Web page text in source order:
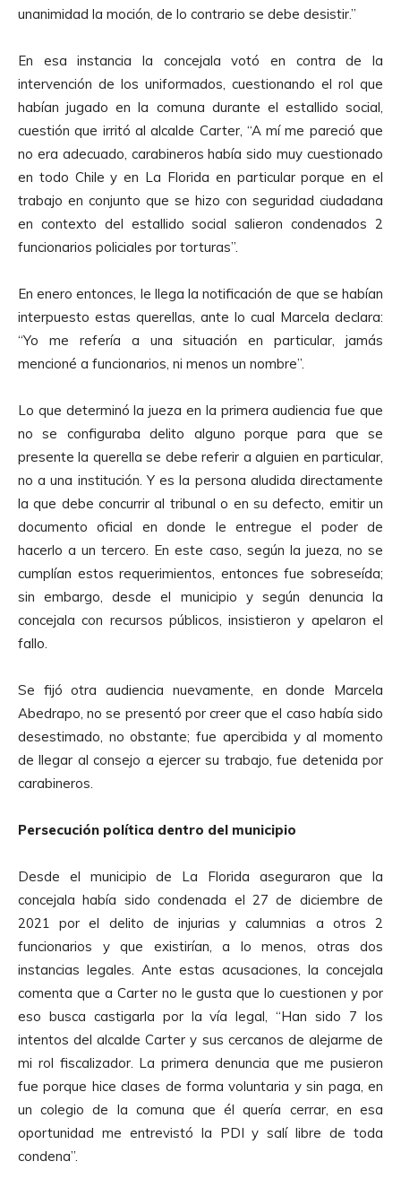
unanimidad la moción, de lo contrario se debe desistir.”
En esa instancia la concejala votó en contra de la
intervención de los uniformados, cuestionando el rol que
habían jugado en la comuna durante el estallido social,
cuestión que irritó al alcalde Carter, “A mí me pareció que
no era adecuado, carabineros había sido muy cuestionado
en todo Chile y en La Florida en particular porque en el
trabajo en conjunto que se hizo con seguridad ciudadana
en contexto del estallido social salieron condenados 2
funcionarios policiales por torturas”.
En enero entonces, le llega la notificación de que se habían
interpuesto estas querellas, ante lo cual Marcela declara:
“Yo me refería a una situación en particular, jamás
mencioné a funcionarios, ni menos un nombre”.
Lo que determinó la jueza en la primera audiencia fue que
no se configuraba delito alguno porque para que se
presente la querella se debe referir a alguien en particular,
no a una institución. Y es la persona aludida directamente
la que debe concurrir al tribunal o en su defecto, emitir un
documento oficial en donde le entregue el poder de
hacerlo a un tercero. En este caso, según la jueza, no se
cumplían estos requerimientos, entonces fue sobreseída;
sin embargo, desde el municipio y según denuncia la
concejala con recursos públicos, insistieron y apelaron el
fallo.
Se fijó otra audiencia nuevamente, en donde Marcela
Abedrapo, no se presentó por creer que el caso había sido
desestimado, no obstante; fue apercibida y al momento
de llegar al consejo a ejercer su trabajo, fue detenida por
carabineros.
Persecución política dentro del municipio
Desde el municipio de La Florida aseguraron que la
concejala había sido condenada el 27 de diciembre de
2021 por el delito de injurias y calumnias a otros 2
funcionarios y que existirían, a lo menos, otras dos
instancias legales. Ante estas acusaciones, la concejala
comenta que a Carter no le gusta que lo cuestionen y por
eso busca castigarla por la vía legal, “Han sido 7 los
intentos del alcalde Carter y sus cercanos de alejarme de
mi rol fiscalizador. La primera denuncia que me pusieron
fue porque hice clases de forma voluntaria y sin paga, en
un colegio de la comuna que él quería cerrar, en esa
oportunidad me entrevistó la PDI y salí libre de toda
condena”.